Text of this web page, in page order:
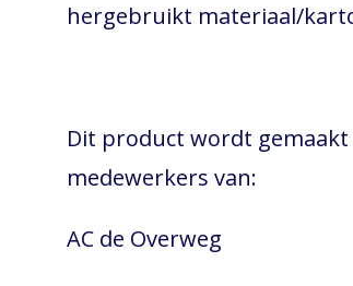
hergebruikt materiaal/
Dit product wordt
medewerkers van:
AC de Overweg